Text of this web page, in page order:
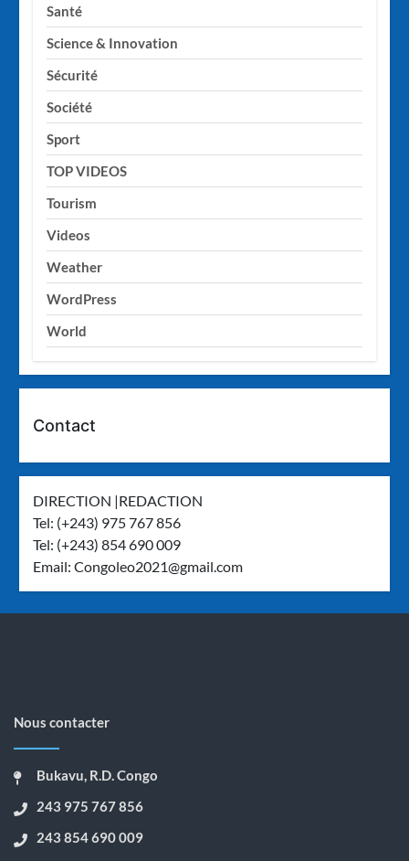
Santé
Science & Innovation
Sécurité
Société
Sport
TOP VIDEOS
Tourism
Videos
Weather
WordPress
World
Contact
DIRECTION |REDACTION
Tel: (+243) 975 767 856
Tel: (+243) 854 690 009
Email:Congoleo2021@gmail.com
Nous contacter
Bukavu, R.D. Congo
243 975 767 856
243 854 690 009